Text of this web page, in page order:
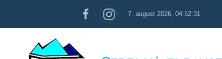
7. august 2026, 04:52:32